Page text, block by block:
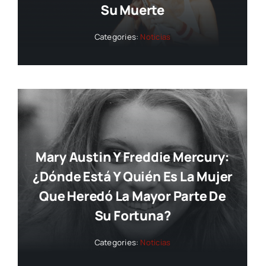
Su Muerte
Categories: Noticias
Mary Austin Y Freddie Mercury:
¿dónde Está Y Quién Es La Mujer
Que Heredó La Mayor Parte De
Su Fortuna?
Categories: Noticias